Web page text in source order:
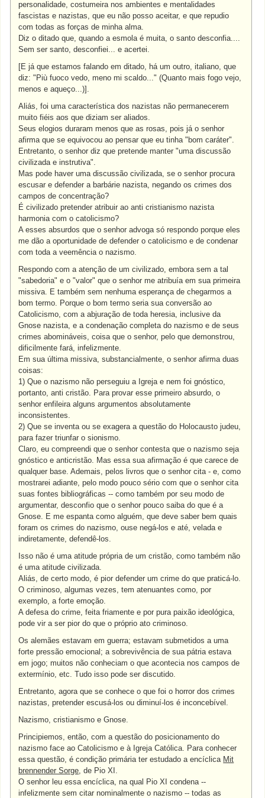
personalidade, costumeira nos ambientes e mentalidades
fascistas e nazistas, que eu não posso aceitar, e que repudio
com todas as forças de minha alma.
Diz o ditado que, quando a esmola é muita, o santo desconfia....
Sem ser santo, desconfiei... e acertei.
[E já que estamos falando em ditado, há um outro, italiano, que
diz: "Più fuoco vedo, meno mi scaldo..." (Quanto mais fogo vejo,
menos e aqueço...)].
Aliás, foi uma característica dos nazistas não permanecerem
muito fiéis aos que diziam ser aliados.
Seus elogios duraram menos que as rosas, pois já o senhor
afirma que se equivocou ao pensar que eu tinha "bom caráter".
Entretanto, o senhor diz que pretende manter "uma discussão
civilizada e instrutiva".
Mas pode haver uma discussão civilizada, se o senhor procura
escusar e defender a barbárie nazista, negando os crimes dos
campos de concentração?
É civilizado pretender atribuir ao anti cristianismo nazista
harmonia com o catolicismo?
A esses absurdos que o senhor advoga só respondo porque eles
me dão a oportunidade de defender o catolicismo e de condenar
com toda a veemência o nazismo.
Respondo com a atenção de um civilizado, embora sem a tal
"sabedoria" e o "valor" que o senhor me atribuía em sua primeira
missiva. E também sem nenhuma esperança de chegarmos a
bom termo. Porque o bom termo seria sua conversão ao
Catolicismo, com a abjuração de toda heresia, inclusive da
Gnose nazista, e a condenação completa do nazismo e de seus
crimes abomináveis, coisa que o senhor, pelo que demonstrou,
dificilmente fará, infelizmente.
Em sua última missiva, substancialmente, o senhor afirma duas
coisas:
1) Que o nazismo não perseguiu a Igreja e nem foi gnóstico,
portanto, anti cristão. Para provar esse primeiro absurdo, o
senhor enfileira alguns argumentos absolutamente
inconsistentes.
2) Que se inventa ou se exagera a questão do Holocausto judeu,
para fazer triunfar o sionismo.
Claro, eu compreendi que o senhor contesta que o nazismo seja
gnóstico e anticristão. Mas essa sua afirmação é que carece de
qualquer base. Ademais, pelos livros que o senhor cita - e, como
mostrarei adiante, pelo modo pouco sério com que o senhor cita
suas fontes bibliográficas -- como também por seu modo de
argumentar, desconfio que o senhor pouco saiba do que é a
Gnose. E me espanta como alguém, que deve saber bem quais
foram os crimes do nazismo, ouse negá-los e até, velada e
indiretamente, defendê-los.
Isso não é uma atitude própria de um cristão, como também não
é uma atitude civilizada.
Aliás, de certo modo, é pior defender um crime do que praticá-lo.
O criminoso, algumas vezes, tem atenuantes como, por
exemplo, a forte emoção.
A defesa do crime, feita friamente e por pura paixão ideológica,
pode vir a ser pior do que o próprio ato criminoso.
Os alemães estavam em guerra; estavam submetidos a uma
forte pressão emocional; a sobrevivência de sua pátria estava
em jogo; muitos não conheciam o que acontecia nos campos de
extermínio, etc. Tudo isso pode ser discutido.
Entretanto, agora que se conhece o que foi o horror dos crimes
nazistas, pretender escusá-los ou diminuí-los é inconcebível.
Nazismo, cristianismo e Gnose.
Principiemos, então, com a questão do posicionamento do
nazismo face ao Catolicismo e à Igreja Católica. Para conhecer
essa questão, é condição primária ter estudado a encíclica Mit
brennender Sorge, de Pio XI.
O senhor leu essa encíclica, na qual Pio XI condena --
infelizmente sem citar nominalmente o nazismo -- todas as